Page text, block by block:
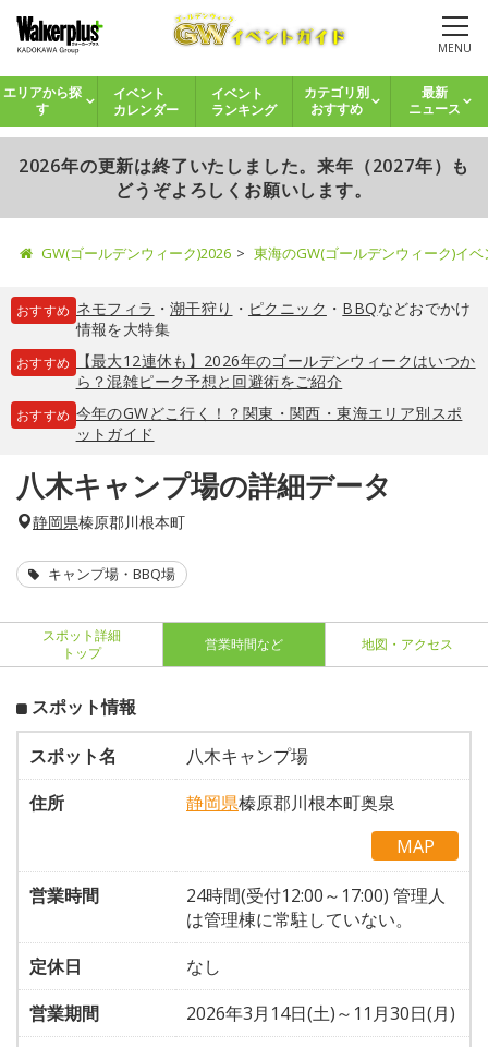
MENU
エリアから探
す
イベント
カレンダー
イベント
ランキング
カテゴリ別
おすすめ
最新
ニュース
2026年の更新は終了いたしました。来年（2027年）も
どうぞよろしくお願いします。
GW(ゴールデンウィーク)2026 東海のGW(ゴールデンウィーク)イ
おすすめ ネモフィラ ・ 潮干狩り ・ ピクニック ・ BBQなどおでかけ
情報を大特集
おすすめ
【最大12連休も】2026年のゴールデンウィークはいつか
ら？混雑ピーク予想と回避術をご紹介
おすすめ 今年のGWどこ行く！？関東・関西・東海エリア別スポ
ットガイド
八木キャンプ場の詳細データ
静岡県榛原郡川根本町
キャンプ場・BBQ場
スポット詳細
トップ
営業時間など 地図・アクセス
スポット情報
スポット名
八木キャンプ場
住所
静岡県榛原郡川根本町奥泉
MAP
営業時間
24時間(受付12:00～17:00) 管理人
は管理棟に常駐していない。
定休日
なし
営業期間
2026年3月14日(土)～11月30日(月)